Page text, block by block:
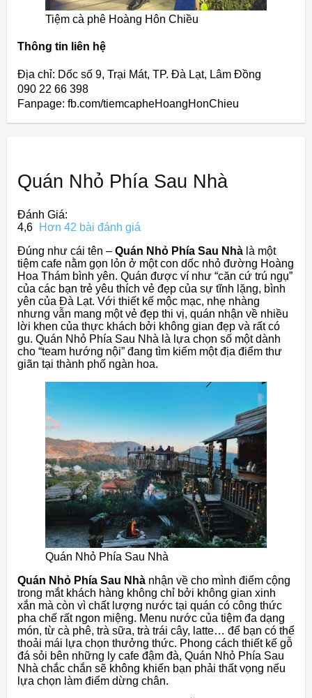
Tiệm cà phê Hoàng Hôn Chiều
Thông tin liên hệ
Địa chỉ: Dốc số 9, Trại Mát, TP. Đà Lạt, Lâm Đồng
090 22 66 398
Fanpage: fb.com/tiemcapheHoangHonChieu
Quán Nhỏ Phía Sau Nhà
Đánh Giá:
4,6
Hơn 42 bài đánh giá
Đúng như cái tên – Quán Nhỏ Phía Sau Nhà là một
tiệm cafe nằm gọn lỏn ở một con dốc nhỏ đường Hoàng
Hoa Thám bình yên. Quán được ví như “căn cứ trú ngụ”
của các bạn trẻ yêu thích vẻ đẹp của sự tĩnh lặng, bình
yên của Đà Lạt. Với thiết kế mộc mạc, nhẹ nhàng
nhưng vẫn mang một vẻ đẹp thi vị, quán nhận về nhiều
lời khen của thực khách bởi không gian đẹp và rất có
gu. Quán Nhỏ Phía Sau Nhà là lựa chọn số một dành
cho “team hướng nội” đang tìm kiếm một địa điểm thư
giãn tại thành phố ngàn hoa.
Quán Nhỏ Phía Sau Nhà
Quán Nhỏ Phía Sau Nhà nhận về cho mình điểm cộng
trong mắt khách hàng không chỉ bởi không gian xinh
xắn mà còn vì chất lượng nước tại quán có công thức
pha chế rất ngon miệng. Menu nước của tiệm đa dạng
món, từ cà phê, trà sữa, trà trái cây, latte… để bạn có thể
thoải mái lựa chọn thưởng thức. Phong cách thiết kế gỗ
đá sỏi bên những ly cafe đậm đà, Quán Nhỏ Phía Sau
Nhà chắc chắn sẽ không khiến bạn phải thất vọng nếu
lựa chọn làm điểm dừng chân.